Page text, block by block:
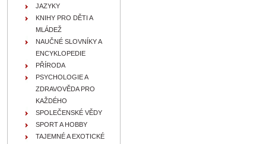
JAZYKY
KNIHY PRO DĚTI A
MLÁDEŽ
NAUČNÉ SLOVNÍKY A
ENCYKLOPEDIE
PŘÍRODA
PSYCHOLOGIE A
ZDRAVOVĚDA PRO
KAŽDÉHO
SPOLEČENSKÉ VĚDY
SPORT A HOBBY
TAJEMNÉ A EXOTICKÉ